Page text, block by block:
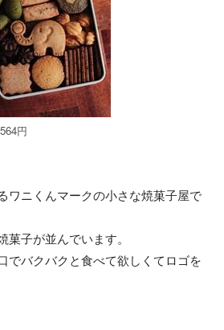
円
ワニくんマークの小さな焼菓子屋で
菓子が並んでいます。
でバクバクと食べて欲しくてロゴを